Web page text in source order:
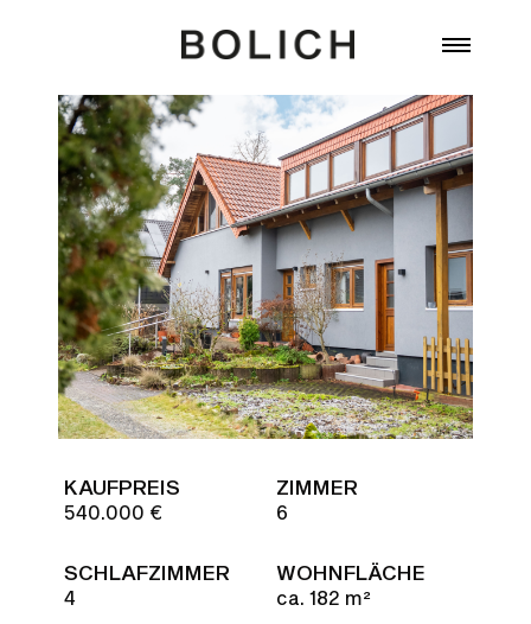
KAUFPREIS
540.000 €
ZIMMER
6
SCHLAFZIMMER
4
WOHNFLÄCHE
ca. 182 m²